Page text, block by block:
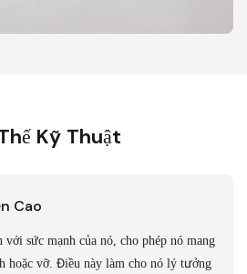
Kỹ Thuật
Cao
sức mạnh của nó, cho phép nó mang
hoặc vỡ. Điều này làm cho nó lý tưởng